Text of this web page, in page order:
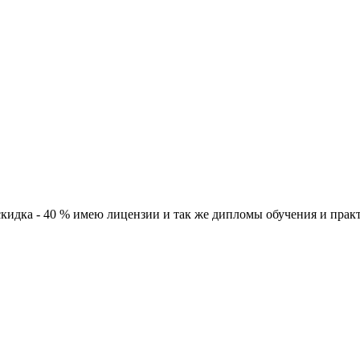
- 40 % имею лицензии и так же дипломы обучения и